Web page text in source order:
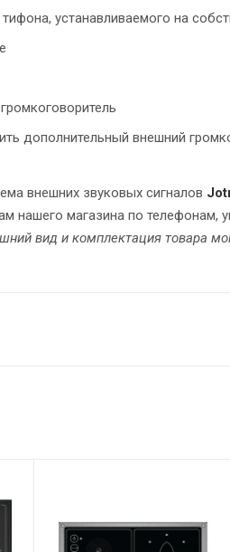
устанавливаемого на
дополнительный внешний
внешних звуковых сигналов
нашего магазина по телефонам,
вид и комплектация товара
VSS-SP), IP66
(VSS-MU)